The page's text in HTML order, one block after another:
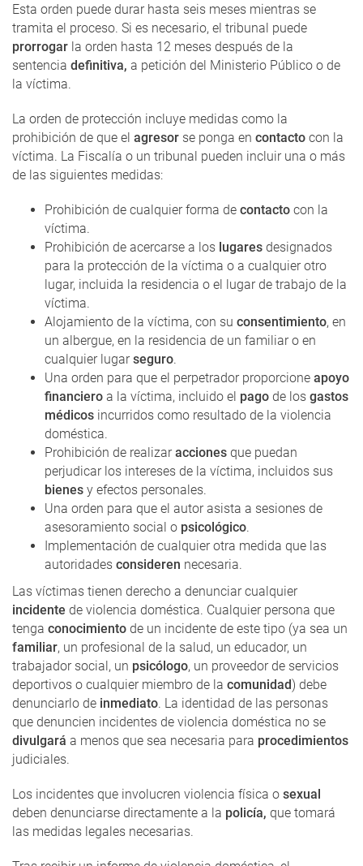
Esta orden puede durar hasta seis meses mientras se
tramita el proceso. Si es necesario, el tribunal puede
prorrogar la orden hasta 12 meses después de la
sentencia definitiva, a petición del Ministerio Público o de
la víctima.
La orden de protección incluye medidas como la
prohibición de que el agresor se ponga en contacto con la
víctima. La Fiscalía o un tribunal pueden incluir una o más
de las siguientes medidas:
Prohibición de cualquier forma de contacto con la
víctima.
Prohibición de acercarse a los lugares designados
para la protección de la víctima o a cualquier otro
lugar, incluida la residencia o el lugar de trabajo de la
víctima.
Alojamiento de la víctima, con su consentimiento, en
un albergue, en la residencia de un familiar o en
cualquier lugarseguro.
Una orden para que el perpetrador proporcione apoyo
financiero a la víctima, incluido el pago de los gastos
médicos incurridos como resultado de la violencia
doméstica.
Prohibición de realizaracciones que puedan
perjudicar los intereses de la víctima, incluidos sus
bienes y efectos personales.
Una orden para que el autor asista a sesiones de
asesoramiento social o psicológico.
Implementación de cualquier otra medida que las
autoridades consideren necesaria.
Las víctimas tienen derecho a denunciar cualquier
incidente de violencia doméstica. Cualquier persona que
tenga conocimiento de un incidente de este tipo (ya sea un
familiar, un profesional de la salud, un educador, un
trabajador social, un psicólogo, un proveedor de servicios
deportivos o cualquier miembro de la comunidad) debe
denunciarlo de inmediato. La identidad de las personas
que denuncien incidentes de violencia doméstica no se
divulgará a menos que sea necesaria para procedimientos
judiciales.
Los incidentes que involucren violencia física o sexual
deben denunciarse directamente a la policía, que tomará
las medidas legales necesarias.